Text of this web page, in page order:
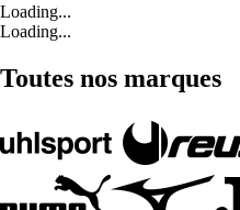
Loading...
Loading...
Toutes nos marques